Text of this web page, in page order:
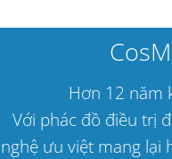
Hơn 12 năm
Với phác đồ điều trị
nghệ ưu việt mang lại